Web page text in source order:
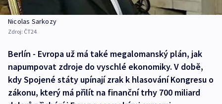
Nicolas Sarkozy
Zdroj: ČT24
Berlín - Evropa už má také megalomanský plán, jak
napumpovat zdroje do vyschlé ekonomiky. V době,
kdy Spojené státy upínají zrak k hlasování Kongresu o
zákonu, který má přilít na finanční trhy 700 miliard